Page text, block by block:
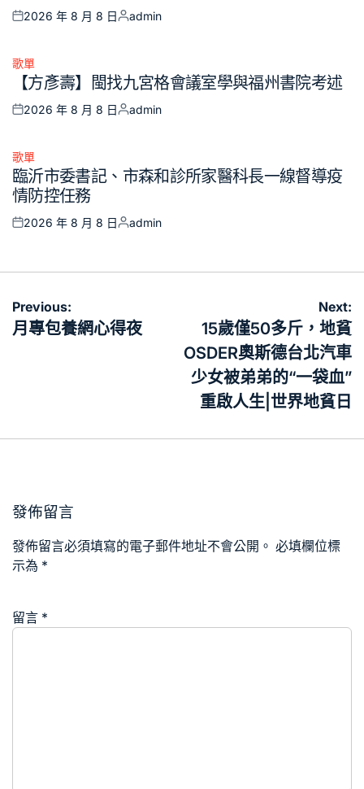
Posted
2026 年 8 月 8 日
Posted
admin
Posted
歌單
【方彥壽】閩找九宮格會議室學與福州書院考述
Posted
2026 年 8 月 8 日
Posted
admin
Posted
in
歌單
臨沂市委書記、市森和診所家醫科長一線督導疫
情防控任務
Posted
2026 年 8 月 8 日
Posted
admin
文
章
Previous:
月專包養網心得夜
Next:
15歲僅50多斤，地貧
OSDER奧斯德台北汽車
少女被弟弟的“一袋血”
重啟人生|世界地貧日
發佈留言
發佈留言必須填寫的電子郵件地址不會公開。 必填欄位標
示為 *
留言 *